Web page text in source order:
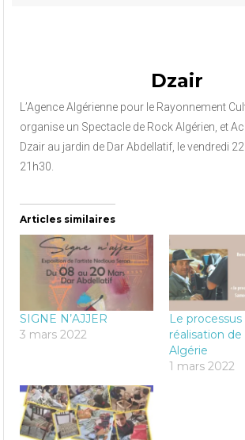
Dzair
L’Agence Algérienne pour le Rayonnement
organise un Spectacle de Rock Algérien, et
Dzair au jardin de Dar Abdellatif, le vendredi
21h30.
Articles similaires
SIGNE N’AJJER
3 mars 2022
Le processus
réalisation
Algérie
1 mars 2022